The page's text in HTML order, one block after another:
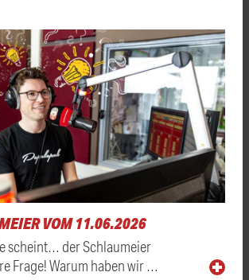
VOM 11.06.2026
scheint… der Schlaumeier
Frage! Warum haben wir …